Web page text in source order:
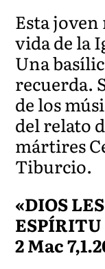
Esta joven
vida de la
Una
recuerda.
de los
del relato
mártires
Tiburcio.
«DIOS
2 Mac